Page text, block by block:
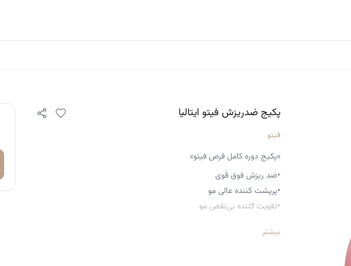
پکیج ضدریزش فیتو ایتالیا
فیتو
«پکیج دوره کامل قرص فیتو»
•ضد ریزش فوق قوی
•پرپشت کننده عالی مو
•تقویت کننده بی‌نقص مو
•موثر در رشد موهای جدید
بیشتر